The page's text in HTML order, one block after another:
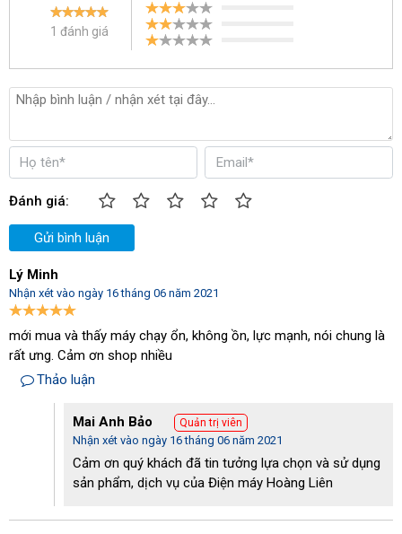
ổn định. Không những thế cơ chế tự động nạp khí cũng đảm bảo
nguồn khí nén luôn ổn cho máy. Máy có thiết kế điểm giới hạn khí
nén tối thiểu cho máy. Ngay khi khí nén trong bình chứa xuống
bao giờ bị thiếu hụt.
Động cơ 20HP vô cùng mạnh mẽ
Những điểm thu hút người dùng của máy nén khí công
nghiệp Puma GX-20300(20HP)
Hiện nay những model
rất nhiều đơn vị lựa chọn cho các hoạt động quy mô lớn của
1 đánh giá
Đánh giá:
Gửi bình luận
Lý Minh
Nhận xét vào ngày 16 tháng 06 năm 2021
mới mua và thấy máy chạy ổn, không ồn, lực mạnh, nói chung là
rất ưng. Cảm ơn shop nhiều
Thảo luận
Mai Anh Bảo Quản trị viên
Nhận xét vào ngày 16 tháng 06 năm 2021
Cảm ơn quý khách đã tin tưởng lựa chọn và sử dụng
sản phẩm, dịch vụ của Điện máy Hoàng Liên